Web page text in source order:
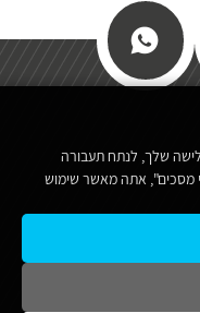
שלך, לנתח תעבורה
מסכים", אתה מאשר שימוש